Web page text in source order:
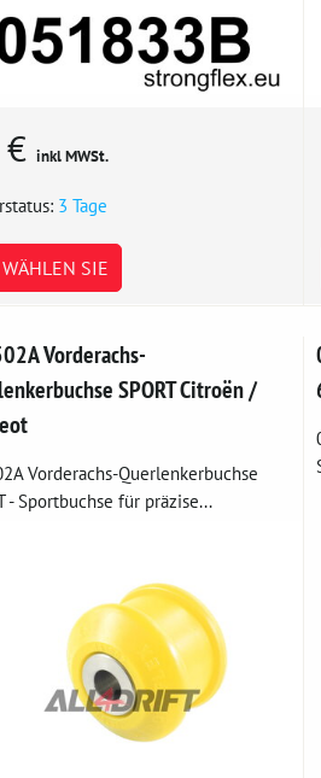
inkl MWSt.
3 Tage
SIE
Vorderachs-
SPORT Citroën /
Vorderachs-Querlenkerbuchse
- Sportbuchse für präzise...